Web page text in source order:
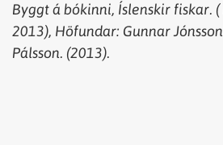
Byggt á bókinni, Íslenskir fiskar. (
2013), Höfundar: Gunnar Jónsson
Pálsson. (2013).